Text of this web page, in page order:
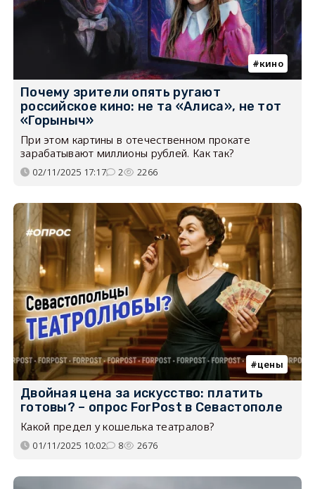
кино
Почему зрители опять ругают
российское кино: не та «Алиса», не тот
«Горыныч»
При этом картины в отечественном прокате
зарабатывают миллионы рублей. Как так?
02/11/2025 17:17 2 2266
цены
Двойная цена за искусство: платить
готовы? – опрос ForPost в Севастополе
Какой предел у кошелька театралов?
01/11/2025 10:02 8 2676